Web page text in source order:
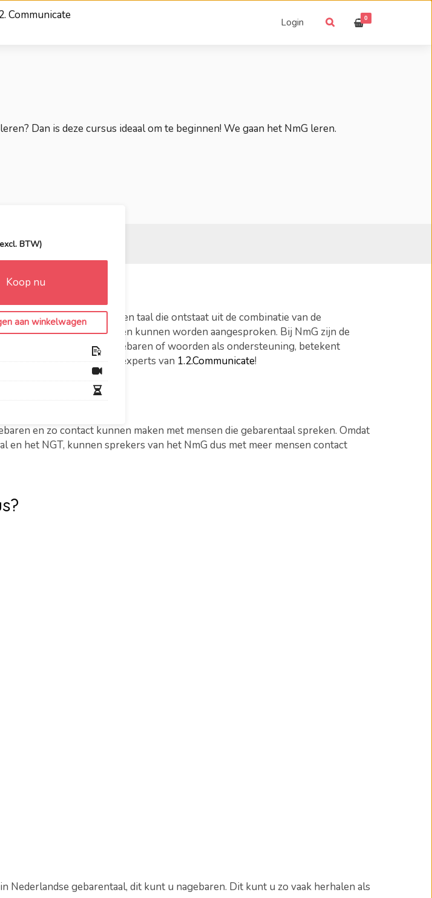
Login 0
Dan is deze cursus ideaal om te beginnen! We gaan het NmG leren.
BTW)
Koop nu
aan winkelwagen
Gerelateerd
Gebaren is namelijk een taal die ontstaat uit de combinatie van de
waarmee beide groepen kunnen worden aangesproken. Bij NmG zijn de
Het gebruik van gebaren of woorden als ondersteuning, betekent
in deze cursus van de experts van 1.2.Communicate!
en zo contact kunnen maken met mensen die gebarentaal spreken. Omdat
en het NGT, kunnen sprekers van het NmG dus met meer mensen contact
Nederlandse gebarentaal, dit kunt u nagebaren. Dit kunt u zo vaak herhalen als